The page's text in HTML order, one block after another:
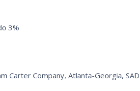
3%
Carter Company, Atlanta-Georgia, SAD